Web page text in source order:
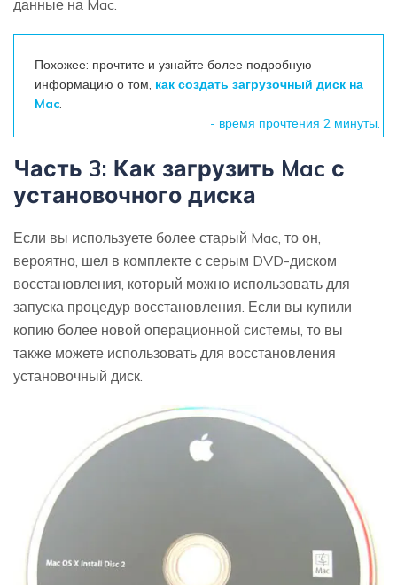
данные на Mac.
Похожее: прочтите и узнайте более подробную
информацию о том, как создать загрузочный диск на
Mac.
- время прочтения 2 минуты.
Часть 3: Как загрузить Mac с
установочного диска
Если вы используете более старый Mac, то он,
вероятно, шел в комплекте с серым DVD-диском
восстановления, который можно использовать для
запуска процедур восстановления. Если вы купили
копию более новой операционной системы, то вы
также можете использовать для восстановления
установочный диск.